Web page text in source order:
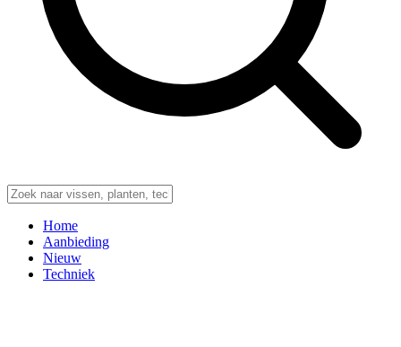
Home
Aanbieding
Nieuw
Techniek